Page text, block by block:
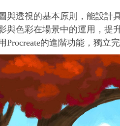
與透視的基本原則，能設計
與色彩在場景中的運用，提
Procreate的進階功能，獨立